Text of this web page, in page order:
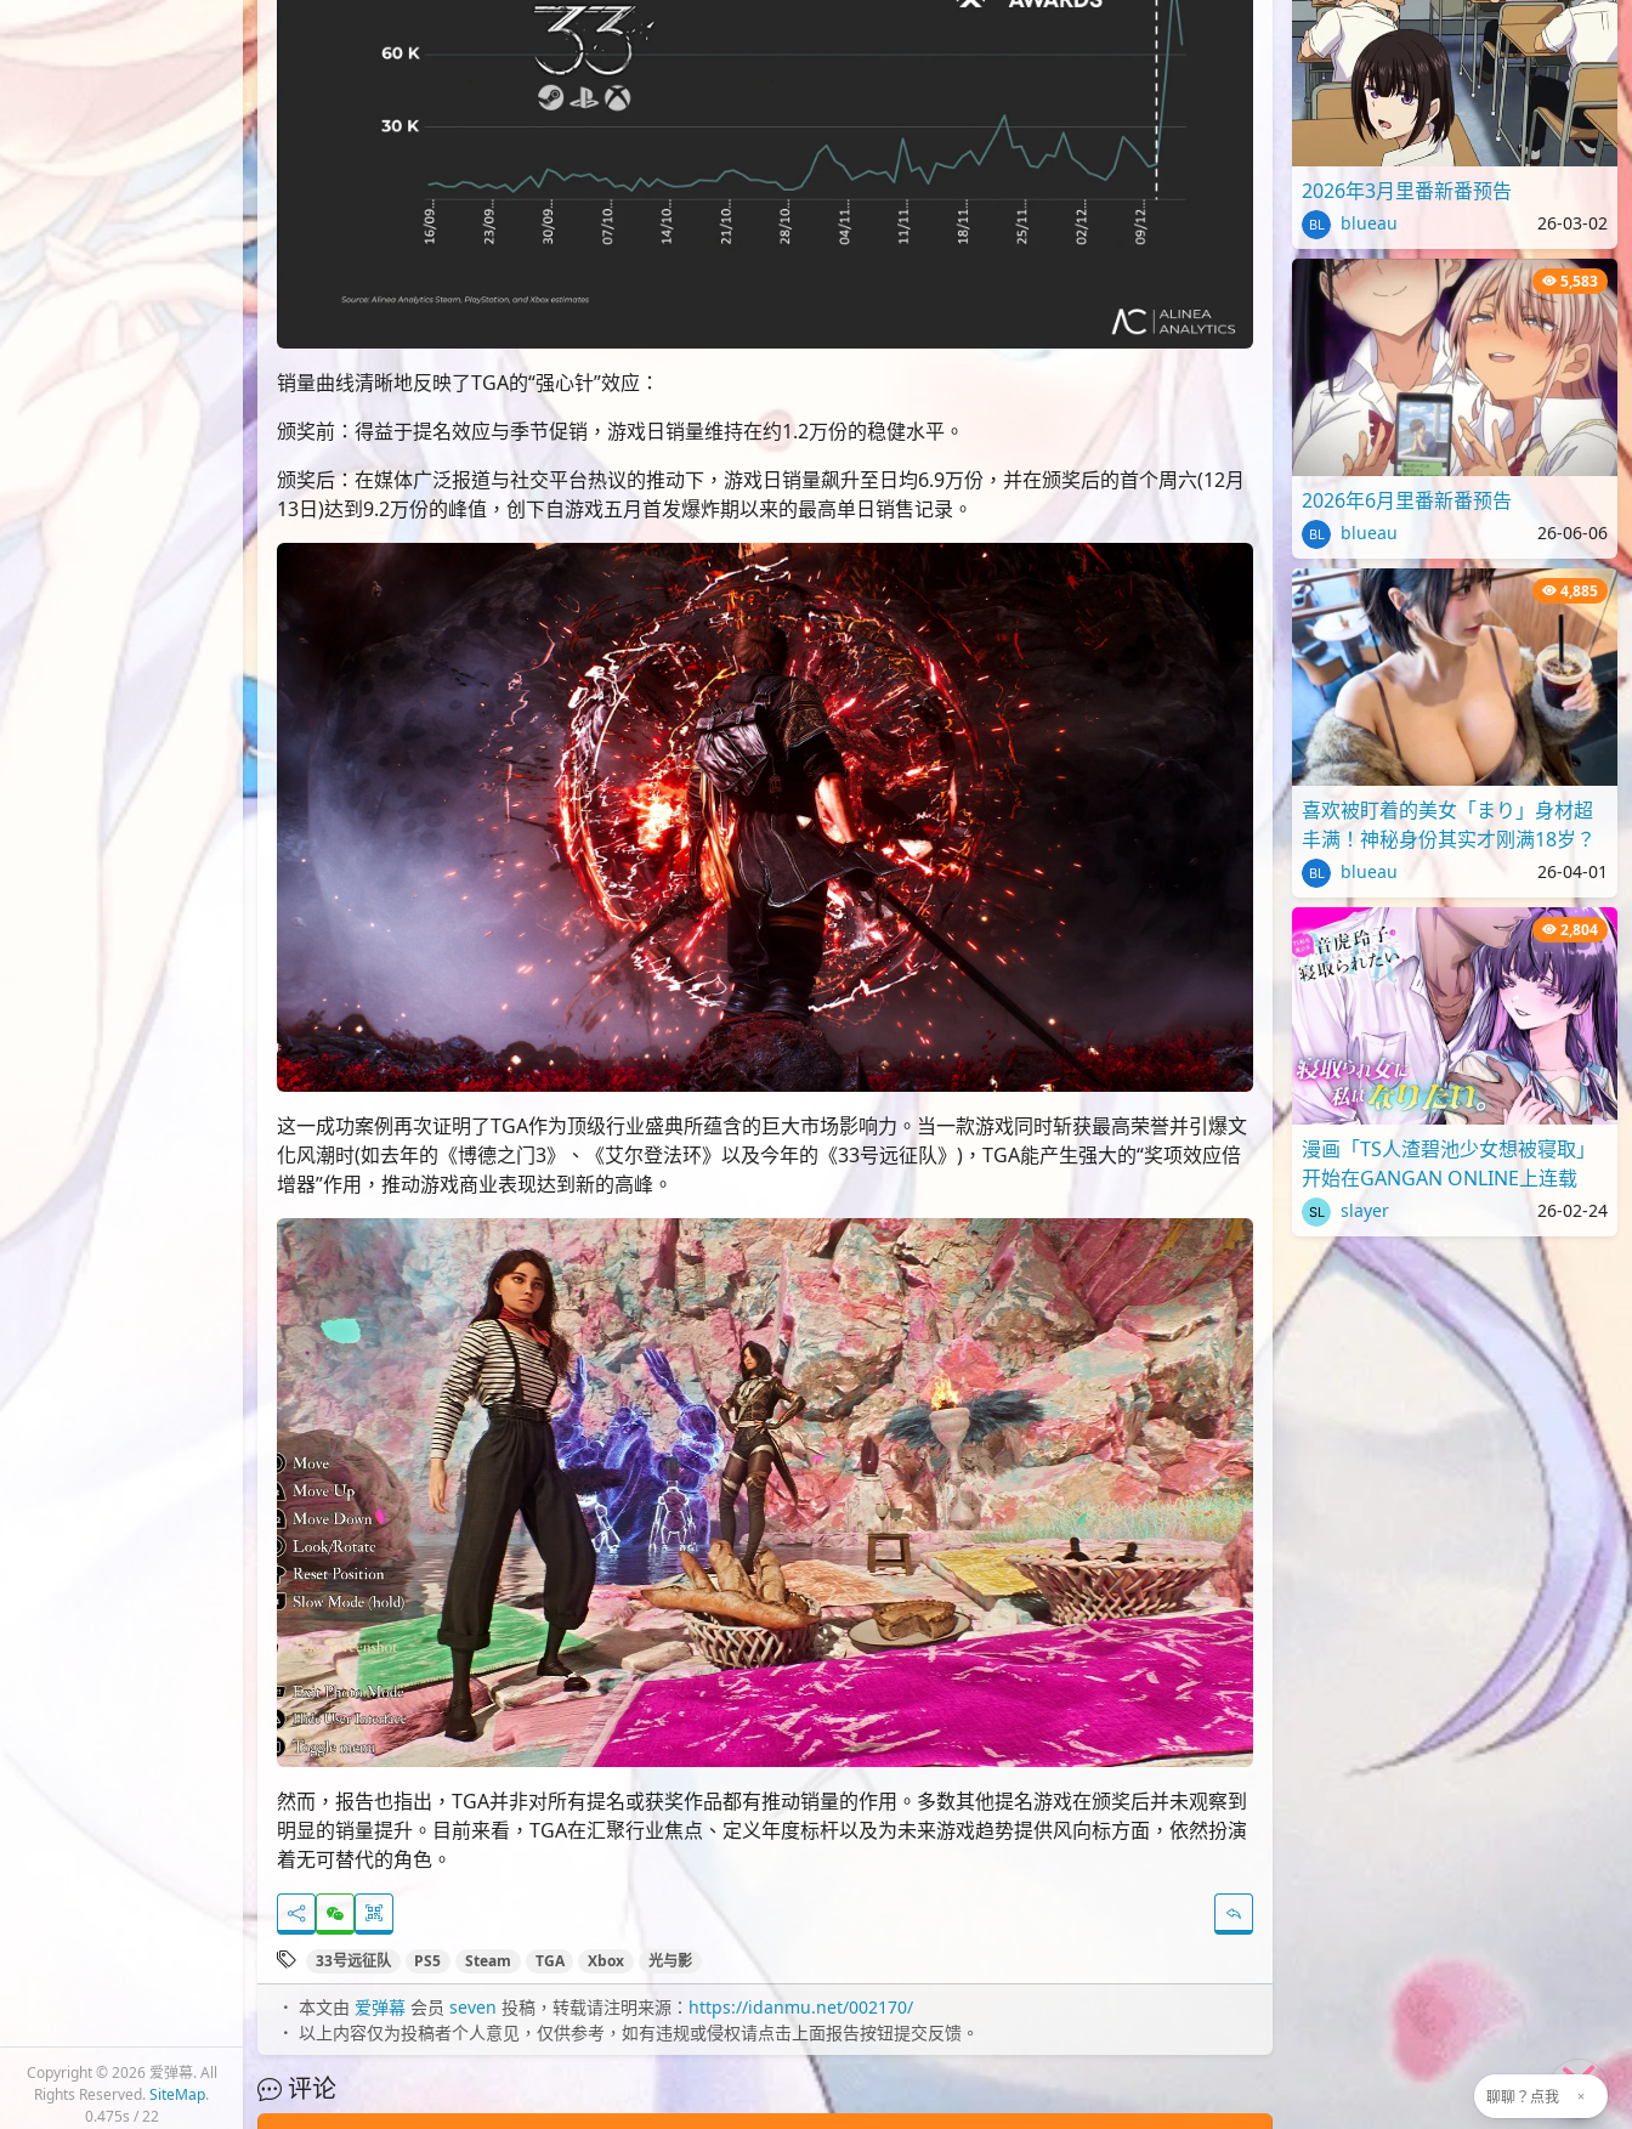
Copyright © 2026 爱弹幕. All
Rights Reserved. SiteMap.
0.475s / 22
销量曲线清晰地反映了TGA的“强心针”效应：
颁奖前：得益于提名效应与季节促销，游戏日销量维持在约1.2万份的稳健水平。
颁奖后：在媒体广泛报道与社交平台热议的推动下，游戏日销量飙升至日均6.9万份，并在颁奖后的首个周六(12月
13日)达到9.2万份的峰值，创下自游戏五月首发爆炸期以来的最高单日销售记录。
这一成功案例再次证明了TGA作为顶级行业盛典所蕴含的巨大市场影响力。当一款游戏同时斩获最高荣誉并引爆文
化风潮时(如去年的《博德之门3》、《艾尔登法环》以及今年的《33号远征队》)，TGA能产生强大的“奖项效应倍
增器”作用，推动游戏商业表现达到新的高峰。
然而，报告也指出，TGA并非对所有提名或获奖作品都有推动销量的作用。多数其他提名游戏在颁奖后并未观察到
明显的销量提升。目前来看，TGA在汇聚行业焦点、定义年度标杆以及为未来游戏趋势提供风向标方面，依然扮演
着无可替代的角色。
33号远征队 PS5 Steam TGA Xbox 光与影
本文由 爱弹幕 会员 seven 投稿，转载请注明来源： https://idanmu.net/002170/
以上内容仅为投稿者个人意见，仅供参考，如有违规或侵权请点击上面报告按钮提交反馈。
评论
2026年3月里番新番预告
blueau 26-03-02
5,583
2026年6月里番新番预告
blueau 26-06-06
4,885
喜欢被盯着的美女「まり」身材超
丰满！神秘身份其实才刚满18岁？
blueau 26-04-01
2,804
漫画「TS人渣碧池少女想被寝取」
开始在GANGAN ONLINE上连载
slayer 26-02-24
聊聊？点我 ×